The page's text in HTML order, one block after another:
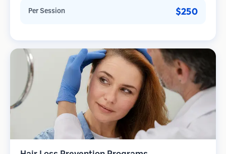
mehrere Sitzungen erforderlich.
Per Session $250